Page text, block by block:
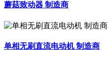
蘑菇致动器 制造商
单相无刷直流电动机 制造商